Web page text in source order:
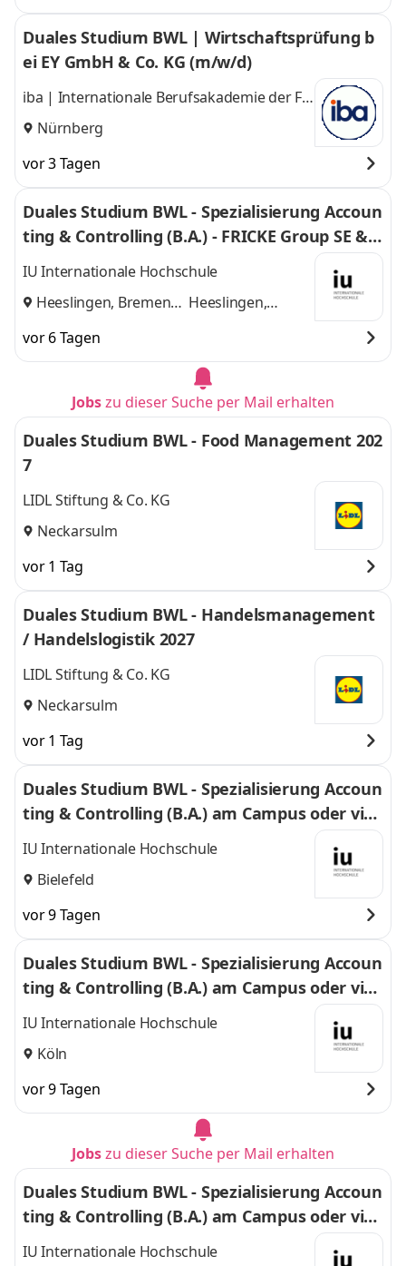
Duales Studium BWL | Wirtschaftsprüfung b
ei EY GmbH & Co. KG (m/w/d)
iba | Internationale Berufsakademie der F +
U Unternehmensgruppe gGmbH
Nürnberg
vor 3 Tagen
Duales Studium BWL - Spezialisierung Accoun
ting & Controlling (B.A.) - FRICKE Group SE & C
o. KG
IU Internationale Hochschule
Heeslingen, Bremen
Heeslingen,
vor 6 Tagen
Jobszu dieser Suche per Mail erhalten
Duales Studium BWL - Food Management 202
7
LIDL Stiftung & Co. KG
Neckarsulm
vor 1 Tag
Duales Studium BWL - Handelsmanagement
/ Handelslogistik 2027
LIDL Stiftung & Co. KG
Neckarsulm
vor 1 Tag
Duales Studium BWL - Spezialisierung Accoun
ting & Controlling (B.A.) am Campus oder virt
uell
IU Internationale Hochschule
Bielefeld
vor 9 Tagen
Duales Studium BWL - Spezialisierung Accoun
ting & Controlling (B.A.) am Campus oder virt
uell
IU Internationale Hochschule
Köln
vor 9 Tagen
Jobszu dieser Suche per Mail erhalten
Duales Studium BWL - Spezialisierung Accoun
ting & Controlling (B.A.) am Campus oder virt
uell
IU Internationale Hochschule